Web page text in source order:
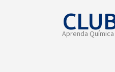
contentAprenda